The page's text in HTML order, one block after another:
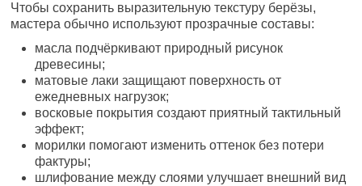
Чтобы сохранить выразительную текстуру берёзы,
мастера обычно используют прозрачные составы:
масла подчёркивают природный рисунок
древесины;
матовые лаки защищают поверхность от
ежедневных нагрузок;
восковые покрытия создают приятный тактильный
эффект;
морилки помогают изменить оттенок без потери
фактуры;
шлифование между слоями улучшает внешний вид